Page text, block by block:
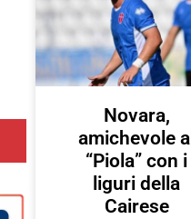
Novara,
amichevole al
“Piola” con i
liguri della
Cairese